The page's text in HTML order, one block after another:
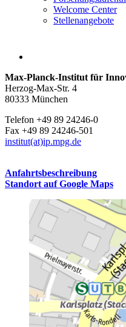
Welcome Center
Stellenangebote
Max-Planck-Institut für
Herzog-Max-Str. 4
80333 München
Telefon +49 89 24246-0
Fax +49 89 24246-501
institut(at)ip.mpg.de
Anfahrtsbeschreibung
Standort auf Google Maps